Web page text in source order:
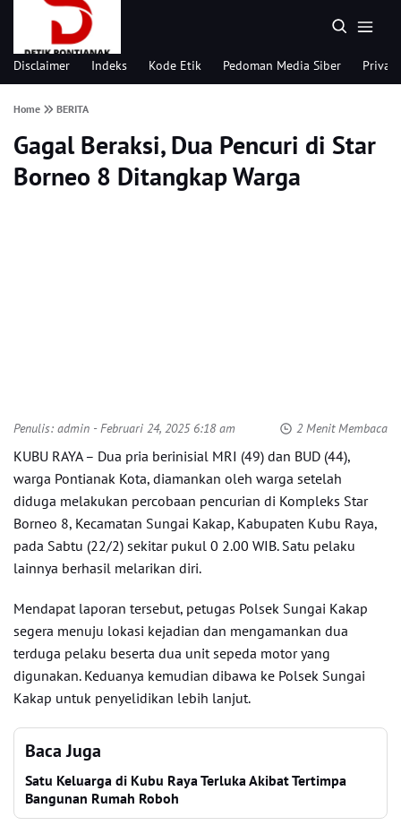
Disclaimer Indeks Kode Etik Pedoman Media Siber
Home BERITA
Gagal Beraksi, Dua Pencuri di Star
Borneo 8 Ditangkap Warga
Penulis: admin - Februari 24, 2025 6:18 am 2 Menit Membaca
KUBU RAYA – Dua pria berinisial MRI (49) dan BUD (44),
warga Pontianak Kota, diamankan oleh warga setelah
diduga melakukan percobaan pencurian di Kompleks Star
Borneo 8, Kecamatan Sungai Kakap, Kabupaten Kubu Raya,
pada Sabtu (22/2) sekitar pukul 0 2.00 WIB. Satu pelaku
lainnya berhasil melarikan diri.
Mendapat laporan tersebut, petugas Polsek Sungai Kakap
segera menuju lokasi kejadian dan mengamankan dua
terduga pelaku beserta dua unit sepeda motor yang
digunakan. Keduanya kemudian dibawa ke Polsek Sungai
Kakap untuk penyelidikan lebih lanjut.
Baca Juga
Satu Keluarga di Kubu Raya Terluka Akibat Tertimpa
Bangunan Rumah Roboh